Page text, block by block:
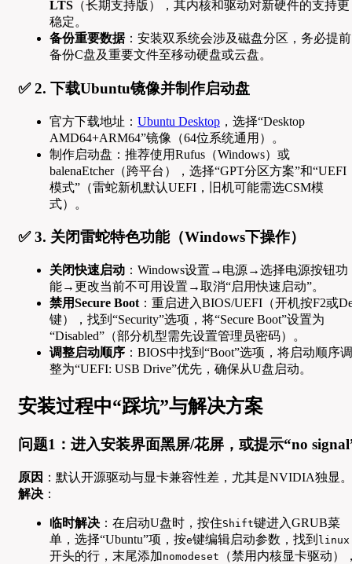
LTS （长期支持版），其内核和驱动对新硬件的支持更
稳定。
备份重要数据：安装双系统会涉及磁盘分区，务必提前
备份C盘及重要文件至移动硬盘或云盘。
✅ 2. 下载Ubuntu镜像并制作启动盘
官方下载地址： Ubuntu Desktop ，选择“Desktop
AMD64+ARM64”镜像（64位系统通用）。
制作启动盘：推荐使用Rufus（Windows）或
balenaEtcher（跨平台），选择“GPT分区方案”和“UEFI
模式”（雷蛇新机默认UEFI，旧机可能需选CSM模
式）。
✅ 3. 关闭雷蛇特色功能（Windows下操作）
关闭快速启动 ：Windows设置→电源→选择电源按钮功
能→更改当前不可用设置→取消“启用快速启动”。
禁用Secure Boot ：重启进入BIOS/UEFI（开机按F2或
键），找到“Security”选项，将“Secure Boot”设置为
“Disabled”（部分机型需先设置管理员密码）。
调整启动顺序 ：BIOS中找到“Boot”选项，将启动顺序调
整为“UEFI: USB Drive”优先，确保从U盘启动。
安装过程中“踩坑”与解决方案
问题1：进入安装界面黑屏/花屏，或提示“no
原因 ：默认开源驱动与显卡兼容性差，尤其是NVIDIA独显。
解决 ：
临时解决 ：在启动U盘时，按住Shift键进入GRUB菜
单，选择“Ubuntu”项，按e键编辑启动参数，找到 linux
开头的行，末尾添加nomodeset
（禁用内核显卡驱动）